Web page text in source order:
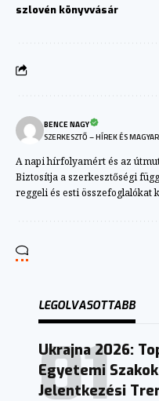
szlovén könyvvásár
BENCE NAGY
SZERKESZTŐ – HÍREK ÉS
A napi hírfolyamért és az
Biztosítja a szerkesztőségi
reggeli és esti összefoglalókat
LEGOLVASOTTABB
Ukrajna 2026:
Egyetemi
Jelentkezési